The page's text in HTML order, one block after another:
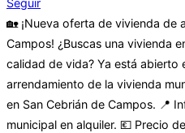
Seguir
🏡 ¡Nueva oferta de vivienda de
Campos! ¿Buscas una vivienda
calidad de vida? Ya está abierto
arrendamiento de la vivienda
en San Cebrián de Campos. 📍
municipal en alquiler. 💶 Precio